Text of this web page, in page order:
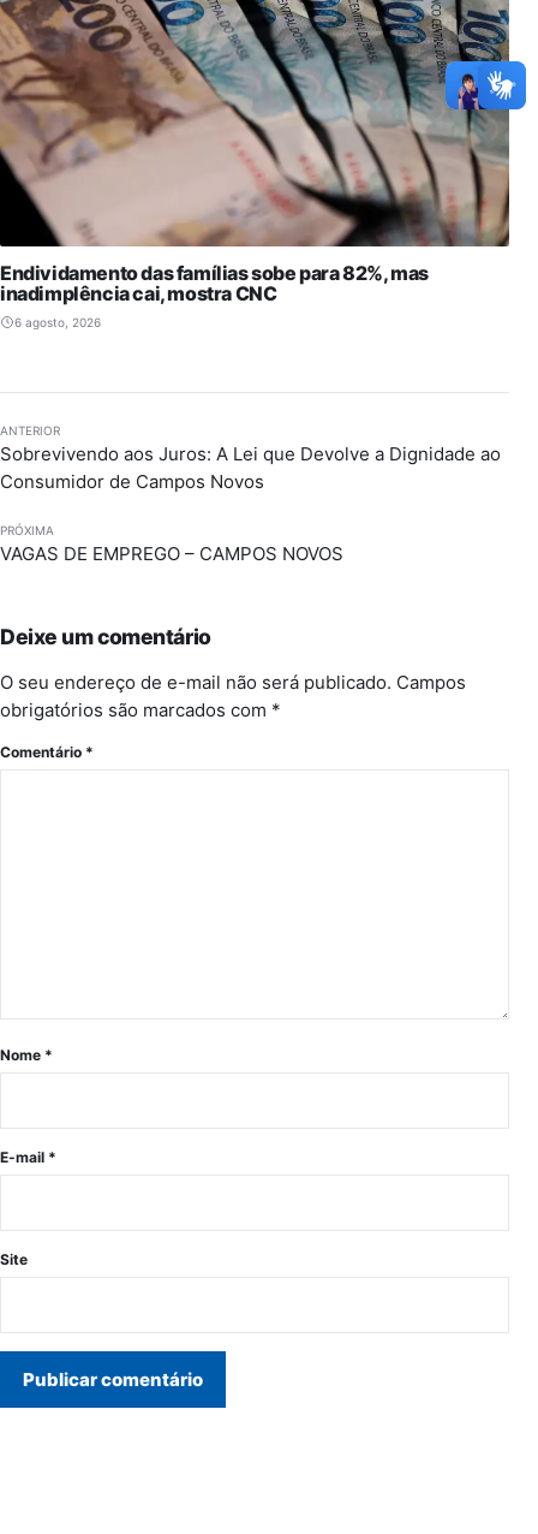
Endividamento das famílias sobe para 82%, mas
inadimplência cai, mostra CNC
6 agosto, 2026
ANTERIOR
Sobrevivendo aos Juros: A Lei que Devolve a Dignidade ao
Consumidor de Campos Novos
PRÓXIMA
VAGAS DE EMPREGO – CAMPOS NOVOS
Deixe um comentário
O seu endereço de e-mail não será publicado. Campos
obrigatórios são marcados com *
Comentário *
Nome *
E-mail *
Site